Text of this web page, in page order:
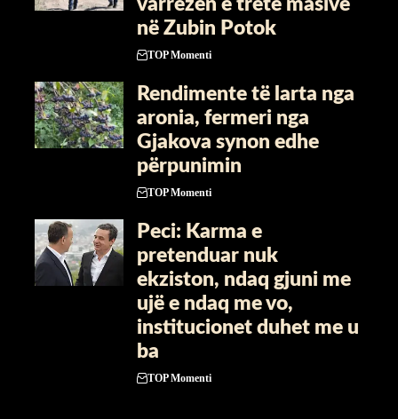
varrezën e tretë masive
në Zubin Potok
TOP Momenti
Rendimente të larta nga
aronia, fermeri nga
Gjakova synon edhe
përpunimin
TOP Momenti
Peci: Karma e
pretenduar nuk
ekziston, ndaq gjuni me
ujë e ndaq me vo,
institucionet duhet me u
ba
TOP Momenti